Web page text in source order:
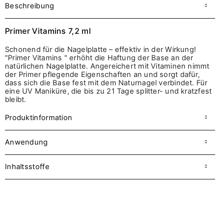
Beschreibung
Primer Vitamins 7,2 ml
Schonend für die Nagelplatte – effektiv in der Wirkung!
"Primer Vitamins " erhöht die Haftung der Base an der
natürlichen Nagelplatte. Angereichert mit Vitaminen nimmt
der Primer pflegende Eigenschaften an und sorgt dafür,
dass sich die Base fest mit dem Naturnagel verbindet. Für
eine UV Maniküre, die bis zu 21 Tage splitter- und kratzfest
bleibt.
Produktinformation
Anwendung
Inhaltsstoffe